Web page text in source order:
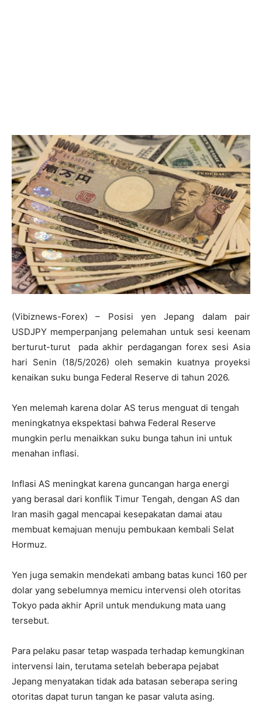
(Vibiznews-Forex) – Posisi yen Jepang dalam pair
USDJPY memperpanjang pelemahan untuk sesi keenam
berturut-turut pada akhir perdagangan forex sesi Asia
hari Senin (18/5/2026) oleh semakin kuatnya proyeksi
kenaikan suku bunga Federal Reserve di tahun 2026.
Yen melemah karena dolar AS terus menguat di tengah
meningkatnya ekspektasi bahwa Federal Reserve
mungkin perlu menaikkan suku bunga tahun ini untuk
menahan inflasi.
Inflasi AS meningkat karena guncangan harga energi
yang berasal dari konflik Timur Tengah, dengan AS dan
Iran masih gagal mencapai kesepakatan damai atau
membuat kemajuan menuju pembukaan kembali Selat
Hormuz.
Yen juga semakin mendekati ambang batas kunci 160 per
dolar yang sebelumnya memicu intervensi oleh otoritas
Tokyo pada akhir April untuk mendukung mata uang
tersebut.
Para pelaku pasar tetap waspada terhadap kemungkinan
intervensi lain, terutama setelah beberapa pejabat
Jepang menyatakan tidak ada batasan seberapa sering
otoritas dapat turun tangan ke pasar valuta asing.